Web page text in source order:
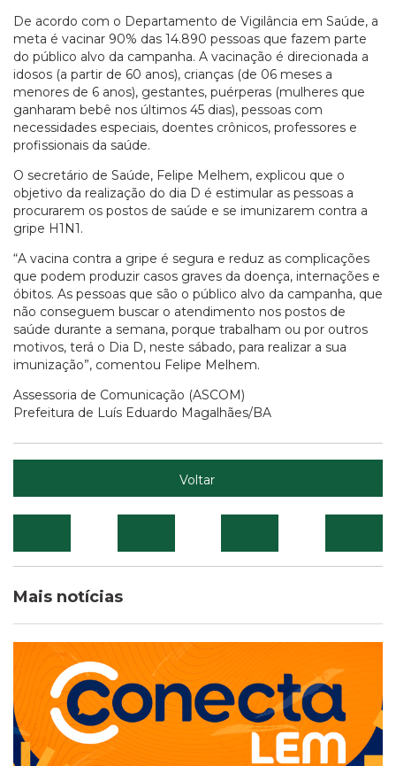
De acordo com o Departamento de Vigilância em Saúde, a
meta é vacinar 90% das 14.890 pessoas que fazem parte
do público alvo da campanha. A vacinação é direcionada a
idosos (a partir de 60 anos), crianças (de 06 meses a
menores de 6 anos), gestantes, puérperas (mulheres que
ganharam bebê nos últimos 45 dias), pessoas com
necessidades especiais, doentes crônicos, professores e
profissionais da saúde.
O secretário de Saúde, Felipe Melhem, explicou que o
objetivo da realização do dia D é estimular as pessoas a
procurarem os postos de saúde e se imunizarem contra a
gripe H1N1.
“A vacina contra a gripe é segura e reduz as complicações
que podem produzir casos graves da doença, internações e
óbitos. As pessoas que são o público alvo da campanha, que
não conseguem buscar o atendimento nos postos de
saúde durante a semana, porque trabalham ou por outros
motivos, terá o Dia D, neste sábado, para realizar a sua
imunização”, comentou Felipe Melhem.
Assessoria de Comunicação (ASCOM)
Prefeitura de Luís Eduardo Magalhães/BA
Voltar
Mais notícias